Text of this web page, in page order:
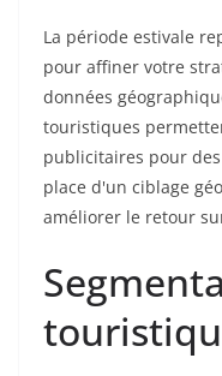
La période estivale
pour affiner votre
données
touristiques
publicitaires pour
place d'un ciblage
améliorer le retour